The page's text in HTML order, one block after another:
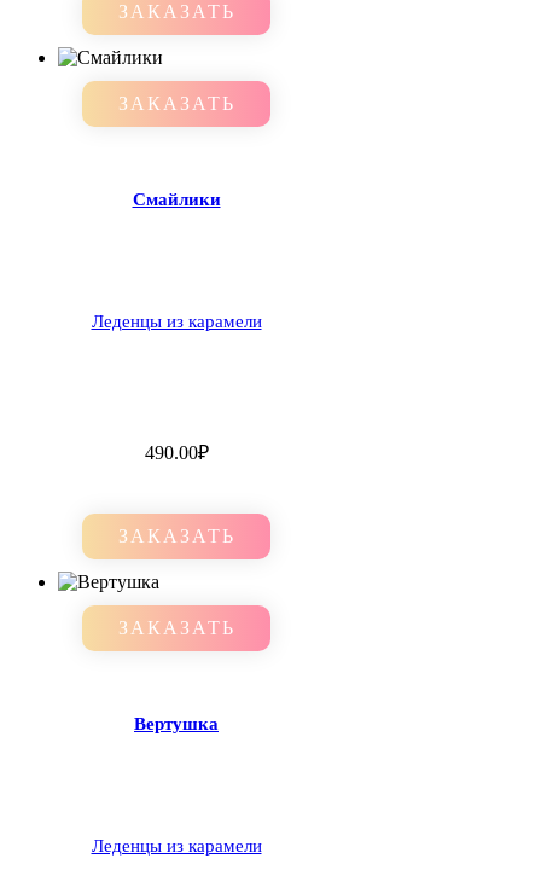
ЗАКАЗАТЬ
ЗАКАЗАТЬ
Смайлики
Леденцы из карамели
490.00₽
ЗАКАЗАТЬ
ЗАКАЗАТЬ
Вертушка
Леденцы из карамели